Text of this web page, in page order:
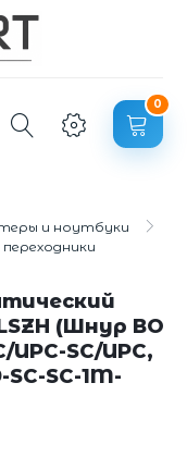
0
и ноутбуки
LSZH (Шнур ВО
UPC-SC/UPC,
SC-SC-1M-